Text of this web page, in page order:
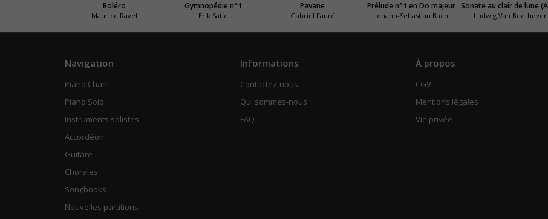
Boléro
Maurice Ravel
Gymnopédie n°1
Erik Satie
Pavane
Gabriel Fauré
Prélude n°1 en Do majeur
Johann-Sebastian Bach Ludwig Van Beethoven
Navigation
Piano Chant
Piano Solo
Instruments solistes
Accordéon
Guitare
Chorales
Songbooks
Nouvelles partitions
Informations
Contactez-nous
Qui sommes-nous
FAQ
À propos
CGV
Mentions légales
Vie privée